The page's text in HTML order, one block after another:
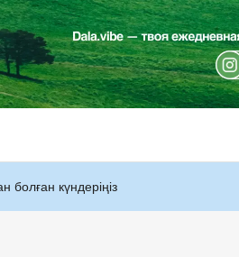
болған күндеріңіз